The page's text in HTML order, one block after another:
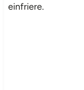
einfriere.